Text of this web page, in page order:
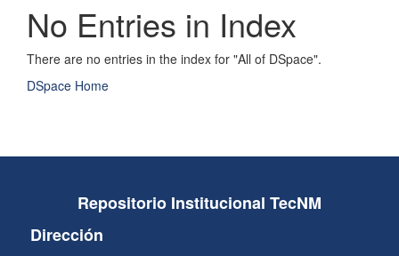
No Entries in Index
There are no entries in the index for "All of DSpace".
DSpace Home
Repositorio Institucional TecNM
Dirección